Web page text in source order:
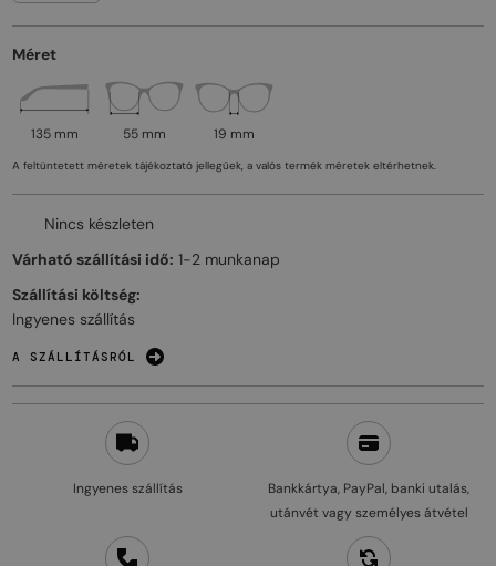
Ingyenes szállítás
Bankkártya, PayPal, banki utalás,
utánvét vagy személyes átvétel
Méret
135 mm 55 mm 19 mm
A feltüntetett méretek tájékoztató jellegűek, a valós termék méretek eltérhetnek.
Nincs készleten
Várható szállítási idő: 1-2 munkanap
Szállítási költség:
Ingyenes szállítás
A SZÁLLÍTÁSRÓL